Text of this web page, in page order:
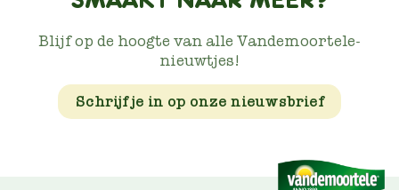
Blijf op de hoogte van alle Vandemoortele-
nieuwtjes!
Schrijf je in op onze nieuwsbrief